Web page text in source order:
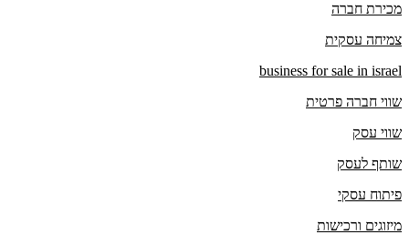
מכירת חברה
צמיחה עסקית
business for sale in israel
שווי חברה פרטית
שווי עסק
שותף לעסק
פיתוח עסקי
מיזוגים ורכישות